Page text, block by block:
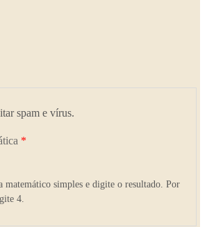
spam e vírus.
*
matemático simples e digite o resultado. Por
4.